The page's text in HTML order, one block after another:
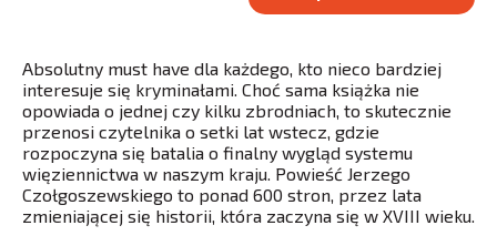
Absolutny must have dla każdego, kto nieco bardziej
interesuje się kryminałami. Choć sama książka nie
opowiada o jednej czy kilku zbrodniach, to skutecznie
przenosi czytelnika o setki lat wstecz, gdzie
rozpoczyna się batalia o finalny wygląd systemu
więziennictwa w naszym kraju. Powieść Jerzego
Czołgoszewskiego to ponad 600 stron, przez lata
zmieniającej się historii, która zaczyna się w XVIII wieku.